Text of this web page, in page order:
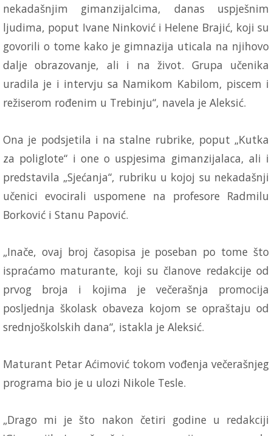
nekadašnjim gimanzijalcima, danas uspješnim
ljudima, poput Ivane Ninković i Helene Brajić, koji su
govorili o tome kako je gimnazija uticala na njihovo
dalje obrazovanje, ali i na život. Grupa učenika
uradila je i intervju sa Namikom Kabilom, piscem i
režiserom rođenim u Trebinju“, navela je Aleksić.
Ona je podsjetila i na stalne rubrike, poput „Kutka
za poliglote“ i one o uspjesima gimanzijalaca, ali i
predstavila „Sjećanja“, rubriku u kojoj su nekadašnji
učenici evocirali uspomene na profesore Radmilu
Borković i Stanu Papović.
„Inače, ovaj broj časopisa je poseban po tome što
ispraćamo maturante, koji su članove redakcije od
prvog broja i kojima je večerašnja promocija
posljednja školask obaveza kojom se opraštaju od
srednjoškolskih dana“, istakla je Aleksić.
Maturant Petar Aćimović tokom vođenja večerašnjeg
programa bio je u ulozi Nikole Tesle.
„Drago mi je što nakon četiri godine u redakciji